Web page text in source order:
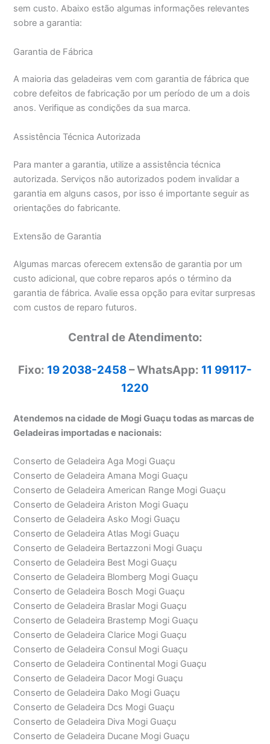
sem custo. Abaixo estão algumas informações relevantes
sobre a garantia:
Garantia de Fábrica
A maioria das geladeiras vem com garantia de fábrica que
cobre defeitos de fabricação por um período de um a dois
anos. Verifique as condições da sua marca.
Assistência Técnica Autorizada
Para manter a garantia, utilize a assistência técnica
autorizada. Serviços não autorizados podem invalidar a
garantia em alguns casos, por isso é importante seguir as
orientações do fabricante.
Extensão de Garantia
Algumas marcas oferecem extensão de garantia por um
custo adicional, que cobre reparos após o término da
garantia de fábrica. Avalie essa opção para evitar surpresas
com custos de reparo futuros.
Central de Atendimento:
Fixo: 19 2038-2458– WhatsApp: 11 99117-
1220
Atendemos na cidade de Mogi Guaçu todas as marcas de
Geladeiras importadas e nacionais:
Conserto de Geladeira Aga Mogi Guaçu
Conserto de Geladeira Amana Mogi Guaçu
Conserto de Geladeira American Range Mogi Guaçu
Conserto de Geladeira Ariston Mogi Guaçu
Conserto de Geladeira Asko Mogi Guaçu
Conserto de Geladeira Atlas Mogi Guaçu
Conserto de Geladeira Bertazzoni Mogi Guaçu
Conserto de Geladeira Best Mogi Guaçu
Conserto de Geladeira Blomberg Mogi Guaçu
Conserto de Geladeira Bosch Mogi Guaçu
Conserto de Geladeira Braslar Mogi Guaçu
Conserto de Geladeira Brastemp Mogi Guaçu
Conserto de Geladeira Clarice Mogi Guaçu
Conserto de Geladeira Consul Mogi Guaçu
Conserto de Geladeira Continental Mogi Guaçu
Conserto de Geladeira Dacor Mogi Guaçu
Conserto de Geladeira Dako Mogi Guaçu
Conserto de Geladeira Dcs Mogi Guaçu
Conserto de Geladeira Diva Mogi Guaçu
Conserto de Geladeira Ducane Mogi Guaçu